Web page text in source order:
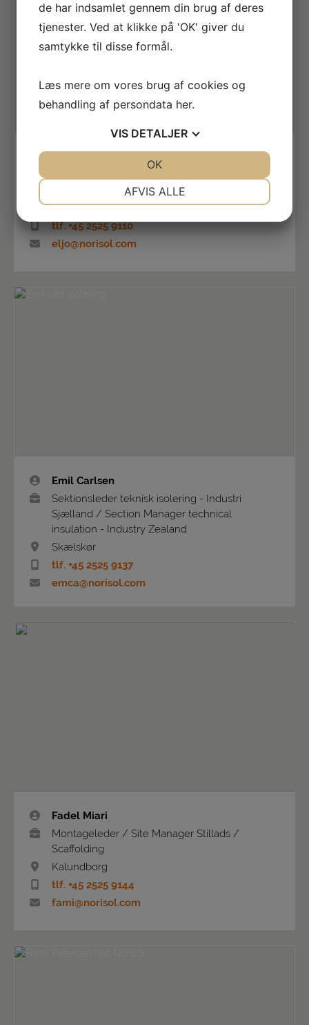
isolering/Technical insulation
Skælskør
tlf. +45 2525 9110
eljo@norisol.com
Emil Carlsen
Sektionsleder teknisk isolering - Industri
Sjælland / Section Manager technical
insulation - Industry Zealand
Skælskør
tlf. +45 2525 9137
emca@norisol.com
Fadel Miari
Montageleder / Site Manager Stillads /
Scaffolding
Kalundborg
tlf. +45 2525 9144
fami@norisol.com
de har indsamlet gennem din brug af deres
tjenester. Ved at klikke på 'OK' giver du
samtykke til disse formål.
Læs mere om vores brug af cookies og
behandling af persondata her.
VIS DETALJER
MARKETING
AFVIS ALLE
OK